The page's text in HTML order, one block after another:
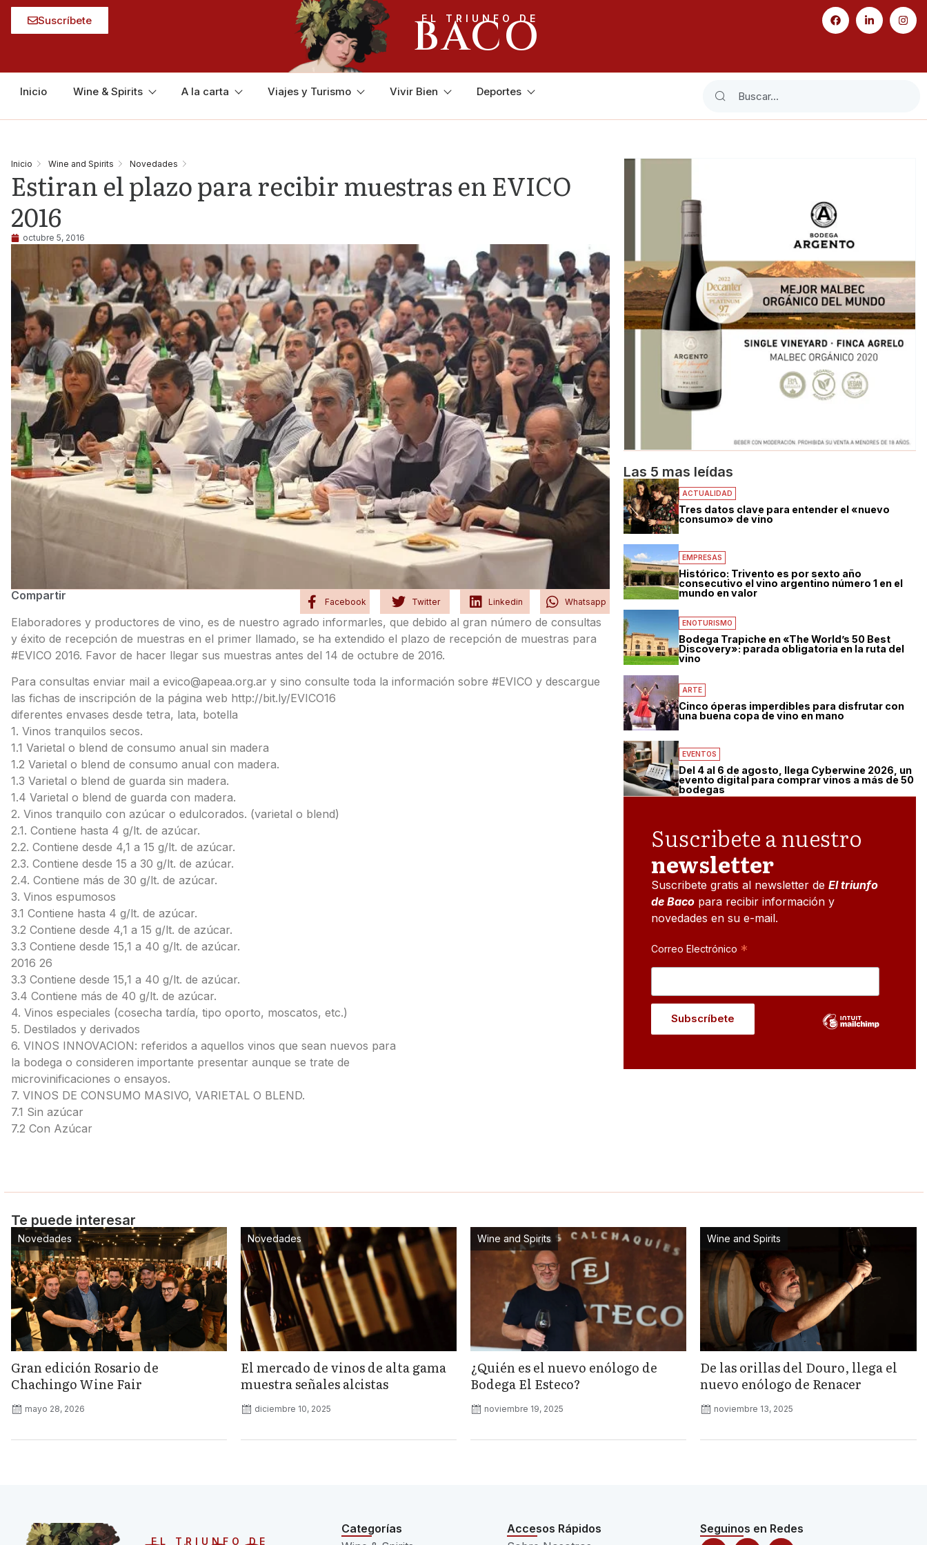
Suscríbete EL TRIUNFO DE
BACO
Inicio Wine & Spirits A la carta Viajes y Turismo Vivir Bien Deportes
Inicio Wine and Spirits Novedades
Estiran el plazo para recibir muestras en EVICO
2016
octubre 5, 2016
Compartir Facebook Twitter Linkedin Whatsapp
Elaboradores y productores de vino, es de nuestro agrado informarles, que debido al gran número de consultas
y éxito de recepción de muestras en el primer llamado, se ha extendido el plazo de recepción de muestras para
#EVICO 2016. Favor de hacer llegar sus muestras antes del 14 de octubre de 2016.
Para consultas enviar mail a evico@apeaa.org.ar y sino consulte toda la información sobre #EVICO y descargue
las fichas de inscripción de la página web http://bit.ly/EVICO16
diferentes envases desde tetra, lata, botella
1. Vinos tranquilos secos.
1.1 Varietal o blend de consumo anual sin madera
1.2 Varietal o blend de consumo anual con madera.
1.3 Varietal o blend de guarda sin madera.
1.4 Varietal o blend de guarda con madera.
2. Vinos tranquilo con azúcar o edulcorados. (varietal o blend)
2.1. Contiene hasta 4 g/lt. de azúcar.
2.2. Contiene desde 4,1 a 15 g/lt. de azúcar.
2.3. Contiene desde 15 a 30 g/lt. de azúcar.
2.4. Contiene más de 30 g/lt. de azúcar.
3. Vinos espumosos
3.1 Contiene hasta 4 g/lt. de azúcar.
3.2 Contiene desde 4,1 a 15 g/lt. de azúcar.
3.3 Contiene desde 15,1 a 40 g/lt. de azúcar.
2016 26
3.3 Contiene desde 15,1 a 40 g/lt. de azúcar.
3.4 Contiene más de 40 g/lt. de azúcar.
4. Vinos especiales (cosecha tardía, tipo oporto, moscatos, etc.)
5. Destilados y derivados
6. VINOS INNOVACION: referidos a aquellos vinos que sean nuevos para
la bodega o consideren importante presentar aunque se trate de
microvinificaciones o ensayos.
7. VINOS DE CONSUMO MASIVO, VARIETAL O BLEND.
7.1 Sin azúcar
7.2 Con Azúcar
Las 5 mas leídas
ACTUALIDAD
Tres datos clave para entender el «nuevo
consumo» de vino
EMPRESAS
Histórico: Trivento es por sexto año
consecutivo el vino argentino número 1 en el
mundo en valor
ENOTURISMO
Bodega Trapiche en «The World’s 50 Best
Discovery»: parada obligatoria en la ruta del
vino
ARTE
Cinco óperas imperdibles para disfrutar con
una buena copa de vino en mano
EVENTOS
Del 4 al 6 de agosto, llega Cyberwine 2026, un
evento digital para comprar vinos a más de 50
bodegas
Suscribete a nuestro
newsletter
Suscribete gratis al newsletter deEl triunfo
de Baco para recibir información y
novedades en su e-mail.
Correo Electrónico *
Te puede interesar
Novedades
Gran edición Rosario de
Chachingo Wine Fair
mayo 28, 2026
Novedades
El mercado de vinos de alta gama
muestra señales alcistas
diciembre 10, 2025
Wine and Spirits
¿Quién es el nuevo enólogo de
Bodega El Esteco?
noviembre 19, 2025
Wine and Spirits
De las orillas del Douro, llega el
nuevo enólogo de Renacer
noviembre 13, 2025
EL TRIUNFO DE
Categorías
Accesos Rápidos
Seguinos en Redes